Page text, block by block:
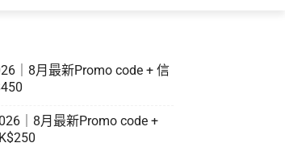
｜8月最新Promo code + 信
｜8月最新Promo code +